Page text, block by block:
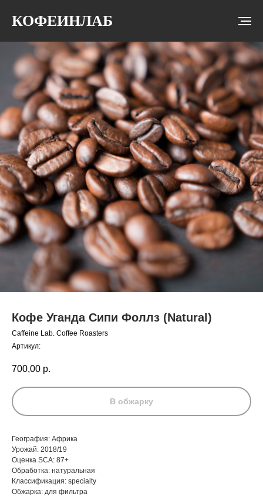
КОФЕИНЛАБ
Кофе Уганда Сипи Фоллз (Natural)
Caffeine Lab. Coffee Roasters
Артикул:
700,00 р.
В обжарку
География: Африка
Урожай: 2018/19
Оценка SCA: 87+
Обработка: натуральная
Классификация: specialty
Обжарка: для фильтра